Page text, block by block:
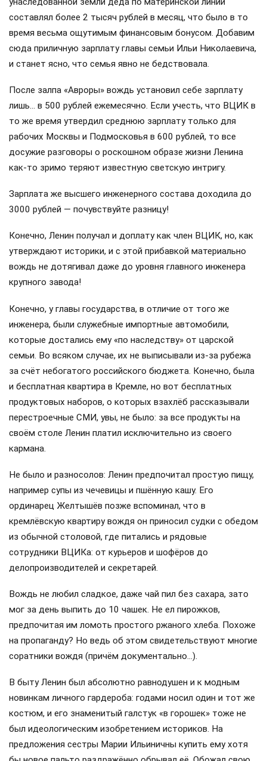
составлял более 2 тысяч рублей в месяц, что было в то
время весьма ощутимым финансовым бонусом. Добавим
сюда приличную зарплату главы семьи Ильи Николаевича,
и станет ясно, что семья явно не бедствовала.
После залпа «Авроры» вождь установил себе зарплату
лишь… в 500 рублей ежемесячно. Если учесть, что ВЦИК в
то же время утвердил среднюю зарплату только для
рабочих Москвы и Подмосковья в 600 рублей, то все
досужие разговоры о роскошном образе жизни Ленина
как-то зримо теряют известную светскую интригу.
Зарплата же высшего инженерного состава доходила до
3000 рублей — почувствуйте разницу!
Конечно, Ленин получал и доплату как член ВЦИК, но, как
утверждают историки, и с этой прибавкой материально
вождь не дотягивал даже до уровня главного инженера
крупного завода!
Конечно, у главы государства, в отличие от того же
инженера, были служебные импортные автомобили,
которые достались ему «по наследству» от царской
семьи. Во всяком случае, их не выписывали из-за рубежа
за счёт небогатого российского бюджета. Конечно, была
и бесплатная квартира в Кремле, но вот бесплатных
продуктовых наборов, о которых взахлёб рассказывали
перестроечные СМИ, увы, не было: за все продукты на
своём столе Ленин платил исключительно из своего
кармана.
Не было и разносолов: Ленин предпочитал простую пищу,
например супы из чечевицы и пшённую кашу. Его
ординарец Желтышёв позже вспоминал, что в
кремлёвскую квартиру вождя он приносил судки с обедом
из обычной столовой, где питались и рядовые
сотрудники ВЦИКа: от курьеров и шофёров до
делопроизводителей и секретарей.
Вождь не любил сладкое, даже чай пил без сахара, зато
мог за день выпить до 10 чашек. Не ел пирожков,
предпочитая им ломоть простого ржаного хлеба. Похоже
на пропаганду? Но ведь об этом свидетельствуют многие
соратники вождя (причём документально…).
В быту Ленин был абсолютно равнодушен и к модным
новинкам личного гардероба: годами носил один и тот же
костюм, и его знаменитый галстук «в горошек» тоже не
был идеологическим изобретением историков. На
предложения сестры Марии Ильиничны купить ему хотя